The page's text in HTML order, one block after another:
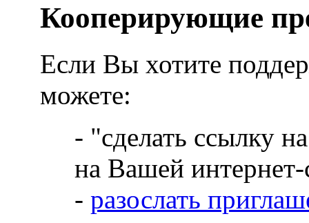
Кооперирующие
Если Вы хотите
можете:
- "сделать ссылку
на Вашей интернет-
- разослать